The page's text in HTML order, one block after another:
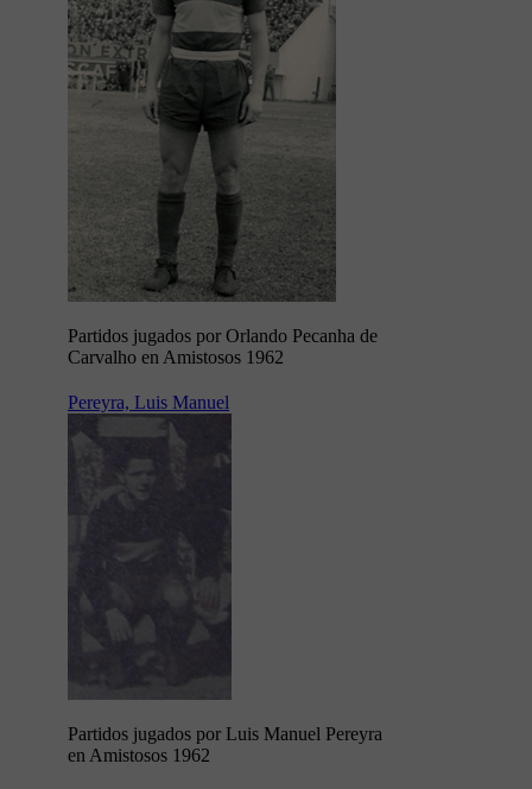
Partidos jugados por Orlando Pecanha de
Carvalho en Amistosos 1962
Pereyra, Luis Manuel
Partidos jugados por Luis Manuel Pereyra
en Amistosos 1962